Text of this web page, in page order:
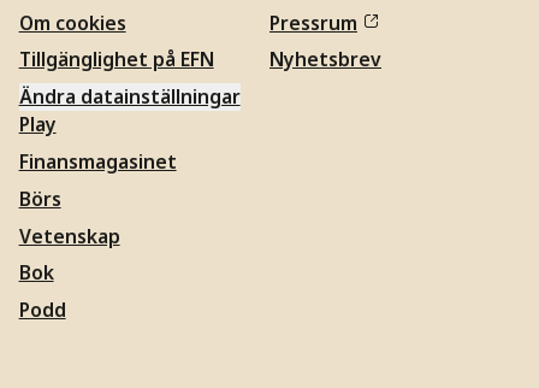
Om cookies
Tillgänglighet på EFN
Ändra datainställningar
Pressrum
Nyhetsbrev
Play
Finansmagasinet
Börs
Vetenskap
Bok
Podd